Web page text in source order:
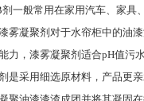
一般常用在家用汽车、家具
雾凝聚剂对于水帘柜中的油
力，漆雾凝聚剂适合pH值污
是采用细选原材料，产品更亲